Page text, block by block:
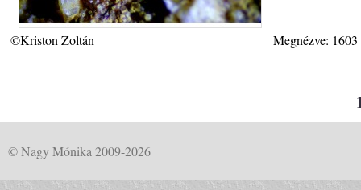
©Kriston Zoltán Megnézve:
© Nagy Mónika 2009-2026